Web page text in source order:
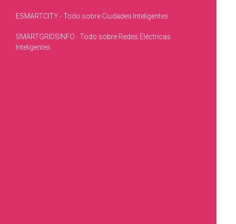
ESMARTCITY - Todo sobre Ciudades Inteligentes
SMARTGRIDSINFO - Todo sobre Redes Eléctricas
Inteligentes